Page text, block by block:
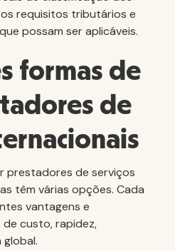
requisitos tributários e
possam ser aplicáveis.
formas de
de
prestadores de serviços
têm várias opções. Cada
vantagens e
custo, rapidez,